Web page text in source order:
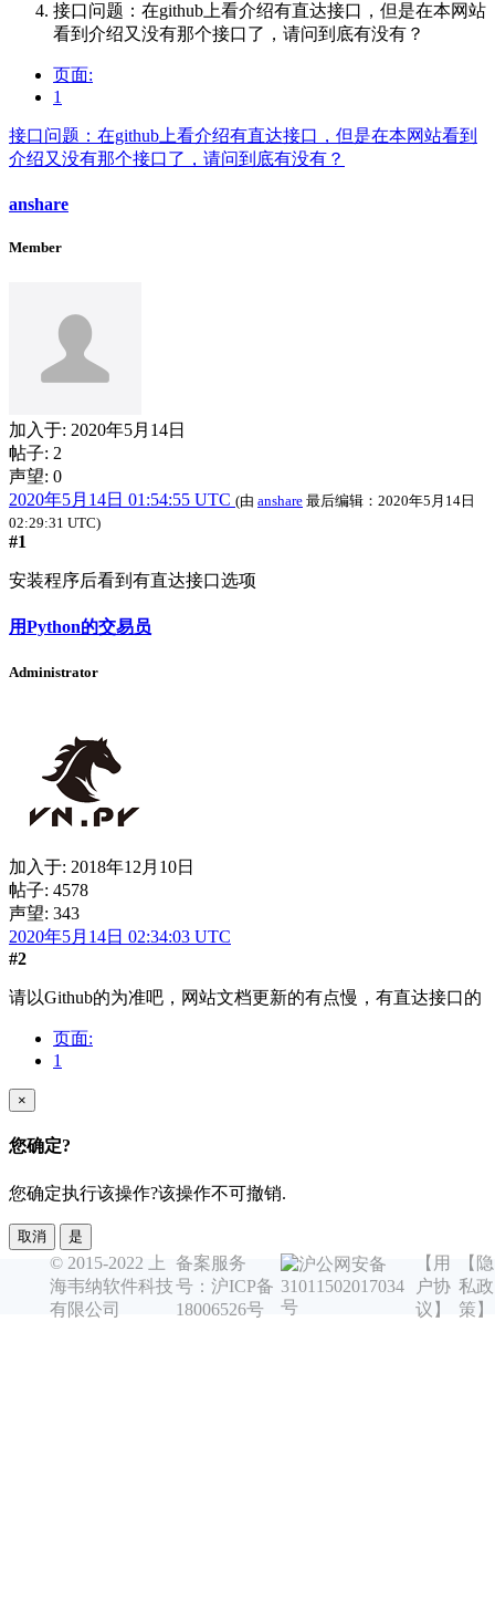
接口问题：在github上看介绍有直达接口，但是在本网站
看到介绍又没有那个接口了，请问到底有没有？
页面:
1
接口问题：在github上看介绍有直达接口，但是在本网站看到
介绍又没有那个接口了，请问到底有没有？
anshare
Member
加入于: 2020年5月14日
帖子: 2
声望: 0
2020年5月14日 01:54:55 UTC (由 anshare 最后编辑： 2020年5月14日
02:29:31 UTC)
#1
安装程序后看到有直达接口选项
用Python的交易员
Administrator
加入于: 2018年12月10日
帖子: 4578
声望: 343
2020年5月14日 02:34:03 UTC
#2
请以Github的为准吧，网站文档更新的有点慢，有直达接口的
页面:
1
×
您确定?
您确定执行该操作?该操作不可撤销.
取消 是
© 2015-2022 上
海韦纳软件科技
有限公司
备案服务
号：沪ICP备
18006526号
沪公网安备
31011502017034
号
【用
户协
议】
【隐
私政
策】